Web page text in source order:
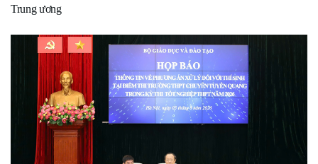
Trung ương